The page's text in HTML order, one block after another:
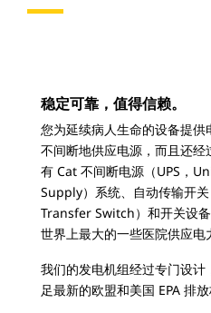
稳定可靠，值得信赖。
您为延续病人生命的设备提
不间断地供应电源，而且还
有 Cat 不间断电源（UPS，
Supply）系统、自动传输开
Transfer Switch）和开关设
世界上最大的一些医院供应电
我们的发电机组经过专门设
足最新的欧盟和美国 EPA 排放